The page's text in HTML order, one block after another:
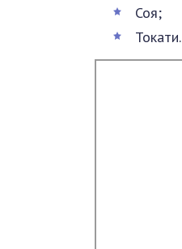
Соя;
Токати.